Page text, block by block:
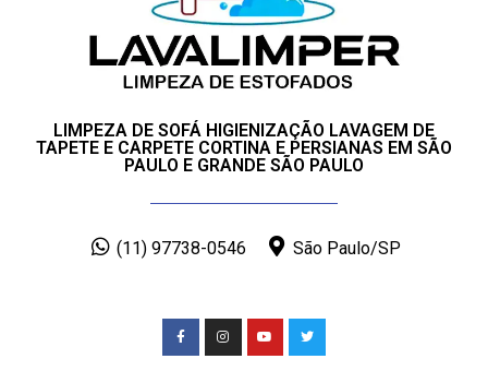
LIMPEZA DE SOFÁ HIGIENIZAÇÃO LAVAGEM DE
TAPETE E CARPETE CORTINA E PERSIANAS EM SÃO
PAULO E GRANDE SÃO PAULO
(11) 97738-0546 São Paulo/SP